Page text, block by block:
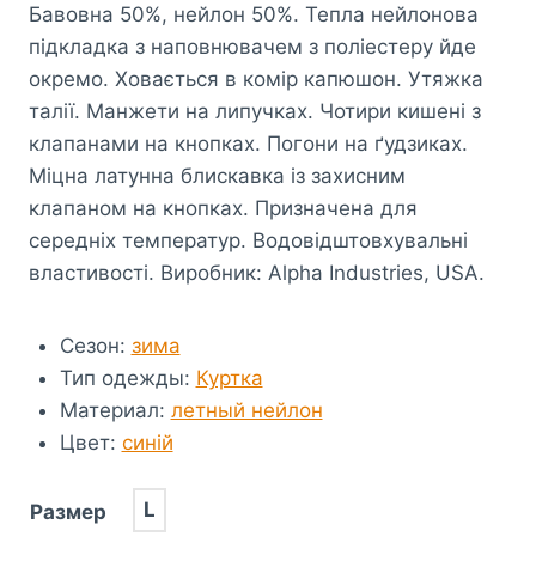
Бавовна 50%, нейлон 50%. Тепла нейлонова
підкладка з наповнювачем з поліестеру йде
окремо. Ховається в комір капюшон. Утяжка
талії. Манжети на липучках. Чотири кишені з
клапанами на кнопках. Погони на ґудзиках.
Міцна латунна блискавка із захисним
клапаном на кнопках. Призначена для
середніх температур. Водовідштовхувальні
властивості. Виробник: Alpha Industries, USA.
Сезон: зима
Тип одежды: Куртка
Материал: летный нейлон
Цвет: синій
Размер L